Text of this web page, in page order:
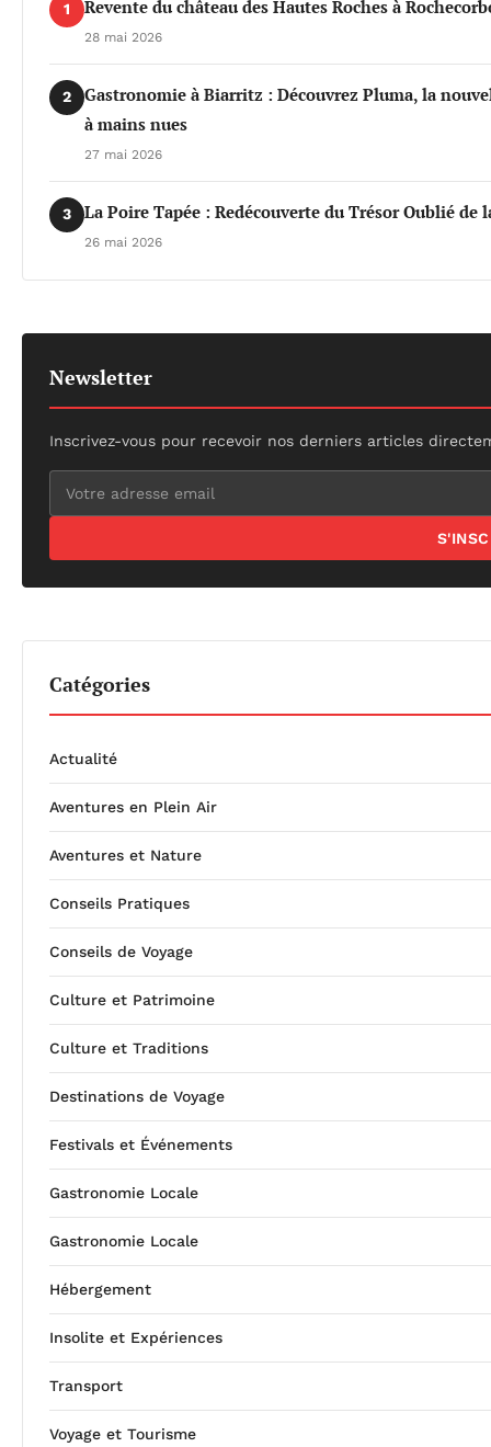
1 Revente du château des Hautes Roches à
28 mai 2026
2
Gastronomie à Biarritz : Découvrez Pluma, la
à mains nues
27 mai 2026
3 La Poire Tapée : Redécouverte du Trésor Oublié de
26 mai 2026
Newsletter
Inscrivez-vous pour recevoir nos derniers articles
Catégories
Actualité
Aventures en Plein Air
Aventures et Nature
Conseils Pratiques
Conseils de Voyage
Culture et Patrimoine
Culture et Traditions
Destinations de Voyage
Festivals et Événements
Gastronomie Locale
Gastronomie Locale
Hébergement
Insolite et Expériences
Transport
Voyage et Tourisme